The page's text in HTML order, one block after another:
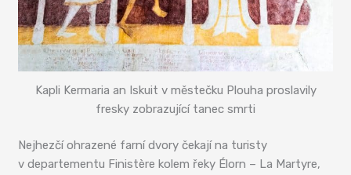
Kapli Kermaria an Iskuit v městečku Plouha proslavily
fresky zobrazující tanec smrti
Nejhezčí ohrazené farní dvory čekají na turisty
v departementu Finistère kolem řeky Élorn – La Martyre,